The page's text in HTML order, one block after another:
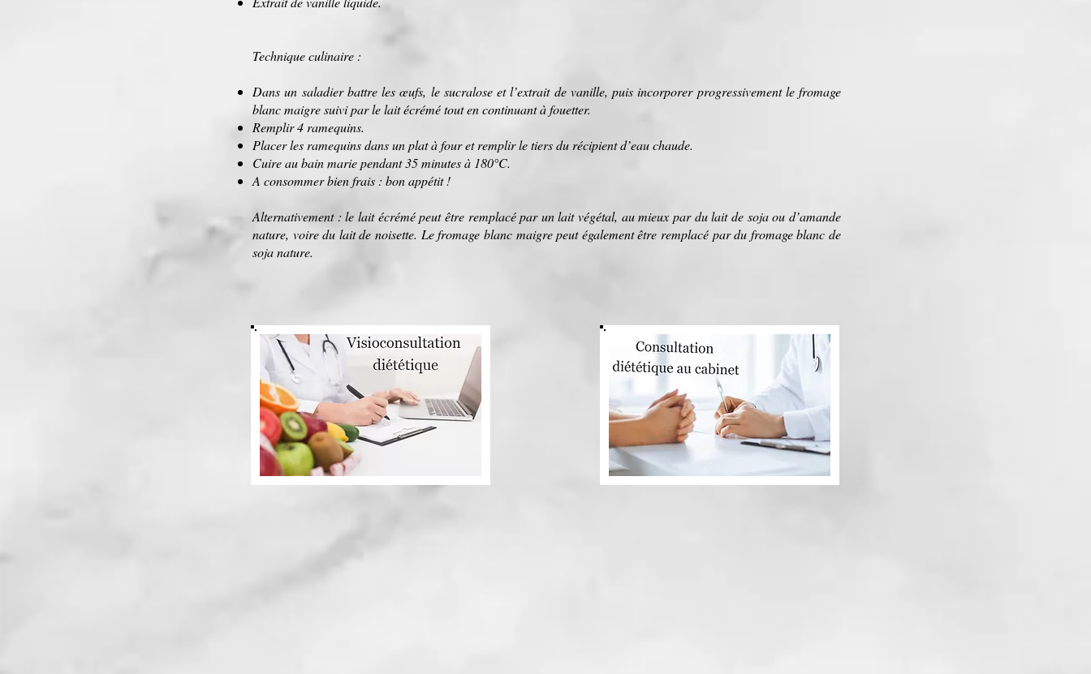
Technique culinaire :
Dans un saladier battre les œufs, le sucralose et l’extrait de vanille, puis incorporer progressivement le fromage
blanc maigre suivi par le lait écrémé tout en continuant à fouetter.
Remplir 4 ramequins.
Placer les ramequins dans un plat à four et remplir le tiers du récipient d’eau chaude.
Cuire au bain marie pendant 35 minutes à 180°C.
A consommer bien frais : bon appétit !
Alternativement : le lait écrémé peut être remplacé par un lait végétal, au mieux par du lait de soja ou d’amande
nature, voire du lait de noisette. Le fromage blanc maigre peut également être remplacé par du fromage blanc de
soja nature.